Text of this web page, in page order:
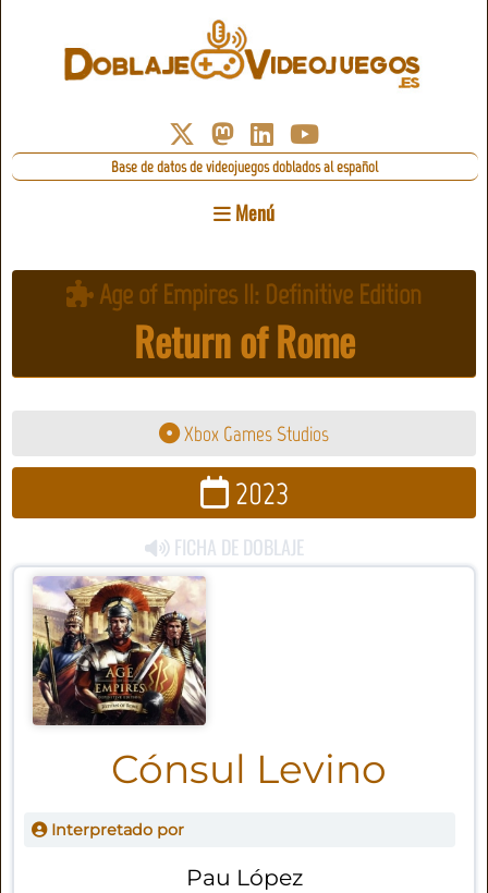
Base de datos de videojuegos doblados al español
Menú
Age of Empires II: Definitive Edition
Return of Rome
Xbox Games Studios
2023
FICHA DE DOBLAJE
Cónsul Levino
Interpretado por
Pau López